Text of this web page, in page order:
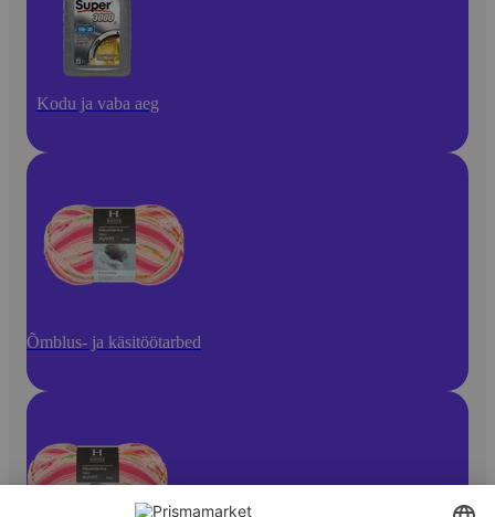
Kodu ja vaba aeg
Õmblus- ja käsitöötarbed